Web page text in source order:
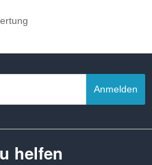
Anmelden
helfen